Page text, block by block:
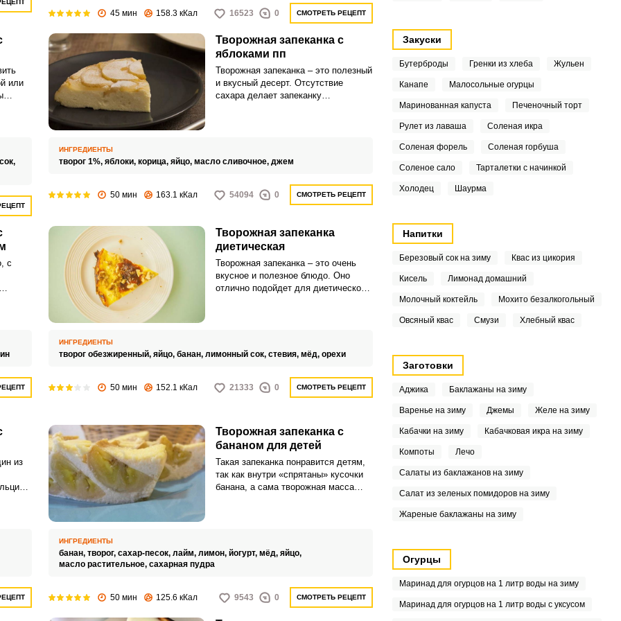
45 мин 158.3 кКал 16523 0 СМОТРЕТЬ РЕЦЕПТ
или
Творожная запеканка с
яблоками пп
Творожная запеканка – это полезный
и вкусный десерт. Отсутствие
сахара делает запеканку
ИНГРЕДИЕНТЫ
творог 1%, яблоки, корица, яйцо, масло сливочное, джем
50 мин 163.1 кКал 54094 0 СМОТРЕТЬ РЕЦЕПТ
с
Творожная запеканка
диетическая
Творожная запеканка – это очень
вкусное и полезное блюдо. Оно
отлично подойдет для диетического
ИНГРЕДИЕНТЫ
творог обезжиренный, яйцо, банан, лимонный сок, стевия, мёд, орехи
50 мин 152.1 кКал 21333 0 СМОТРЕТЬ РЕЦЕПТ
из
Творожная запеканка с
бананом для детей
Такая запеканка понравится детям,
так как внутри «спрятаны» кусочки
банана, а сама творожная масса
ИНГРЕДИЕНТЫ
банан, творог, сахар-песок, лайм, лимон, йогурт, мёд, яйцо,
масло растительное, сахарная пудра
50 мин 125.6 кКал 9543 0 СМОТРЕТЬ РЕЦЕПТ
Закуски
Бутерброды Гренки из хлеба Жульен
Канапе Малосольные огурцы
Маринованная капуста Печеночный торт
Рулет из лаваша Соленая икра
Соленая форель Соленая горбуша
Соленое сало Тарталетки с начинкой
Холодец Шаурма
Напитки
Березовый сок на зиму Квас из цикория
Кисель Лимонад домашний
Молочный коктейль Мохито безалкогольный
Овсяный квас Смузи Хлебный квас
Заготовки
Аджика Баклажаны на зиму
Варенье на зиму Джемы Желе на зиму
Кабачки на зиму Кабачковая икра на зиму
Компоты Лечо
Салаты из баклажанов на зиму
Салат из зеленых помидоров на зиму
Жареные баклажаны на зиму
Огурцы
Маринад для огурцов на 1 литр воды на зиму
Маринад для огурцов на 1 литр воды с уксусом
Запомнить меня
ВХОД
ЕЩЕ НЕ ЗАРЕГИСТРИРОВАННЫ?
Забыли пароль?